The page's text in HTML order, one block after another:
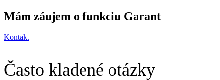
Mám záujem o funkciu Garant
Kontakt
Často kladené otázky